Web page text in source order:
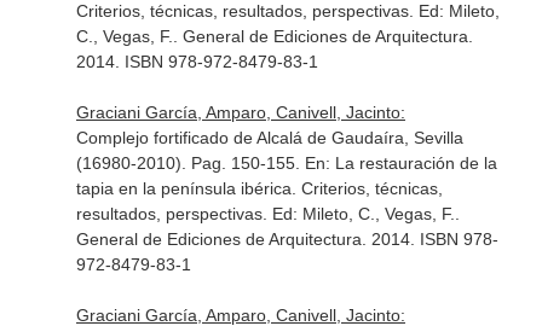
Criterios, técnicas, resultados, perspectivas. Ed: Mileto,
C., Vegas, F.
. General de Ediciones de Arquitectura.
2014. ISBN 978-972-8479-83-1
Graciani García, Amparo, Canivell, Jacinto:
Complejo fortificado de Alcalá de Gaudaíra, Sevilla
(16980-2010). Pag. 150-155. En: La restauración de la
tapia en la península ibérica. Criterios, técnicas,
resultados, perspectivas. Ed: Mileto, C., Vegas, F.
General de Ediciones de Arquitectura. 2014. ISBN 978-
972-8479-83-1
Graciani García, Amparo, Canivell, Jacinto: